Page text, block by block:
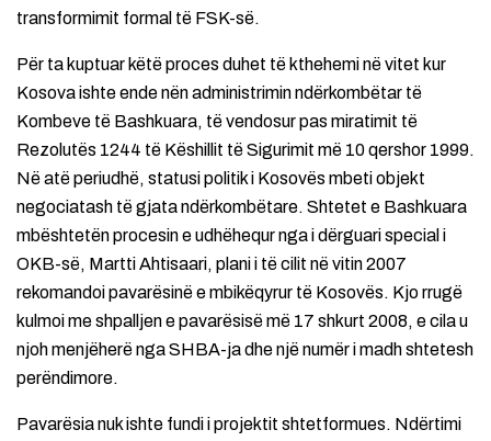
transformimit formal të FSK-së.
Për ta kuptuar këtë proces duhet të kthehemi në vitet kur
Kosova ishte ende nën administrimin ndërkombëtar të
Kombeve të Bashkuara, të vendosur pas miratimit të
Rezolutës 1244 të Këshillit të Sigurimit më 10 qershor 1999.
Në atë periudhë, statusi politik i Kosovës mbeti objekt
negociatash të gjata ndërkombëtare. Shtetet e Bashkuara
mbështetën procesin e udhëhequr nga i dërguari special i
OKB-së, Martti Ahtisaari, plani i të cilit në vitin 2007
rekomandoi pavarësinë e mbikëqyrur të Kosovës. Kjo rrugë
kulmoi me shpalljen e pavarësisë më 17 shkurt 2008, e cila u
njoh menjëherë nga SHBA-ja dhe një numër i madh shtetesh
perëndimore.
Pavarësia nuk ishte fundi i projektit shtetformues. Ndërtimi